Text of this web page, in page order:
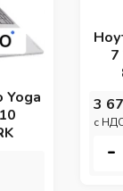
Yoga
3
c
-